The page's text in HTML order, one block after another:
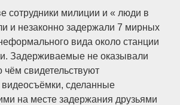
сотрудники милиции и « люди в
и незаконно задержали 7 мирных
вида около станции
Задерживаемые не оказывали
чём свидетельствуют
сделанные
на месте задержания друзьями